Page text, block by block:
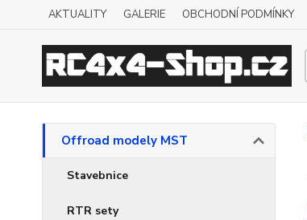
AKTUALITY GALERIE OBCHODNÍ PODMÍNKY
Offroad modely MST
Stavebnice
RTR sety